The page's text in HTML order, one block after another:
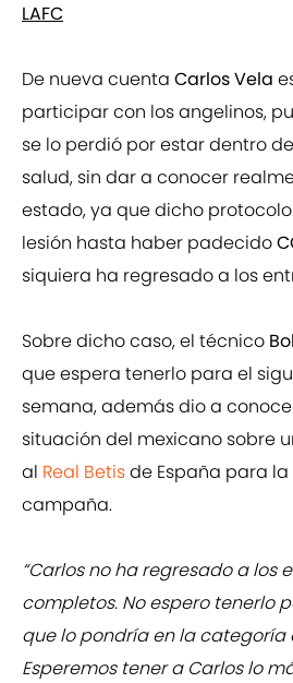
LAFC
De nueva cuenta Carlos Vela
participar con los angelinos,
se lo perdió por estar dentro
salud, sin dar a conocer
estado, ya que dicho
lesión hasta haber padecido
siquiera ha regresado a los
Sobre dicho caso, el técnico
que espera tenerlo para el
semana, además dio a
situación del mexicano sobre
al Real Betisde España para
campaña.
“Carlos no ha regresado a los
completos. No espero tenerlo
que lo pondría en la categoría
Esperemos tener a Carlos lo